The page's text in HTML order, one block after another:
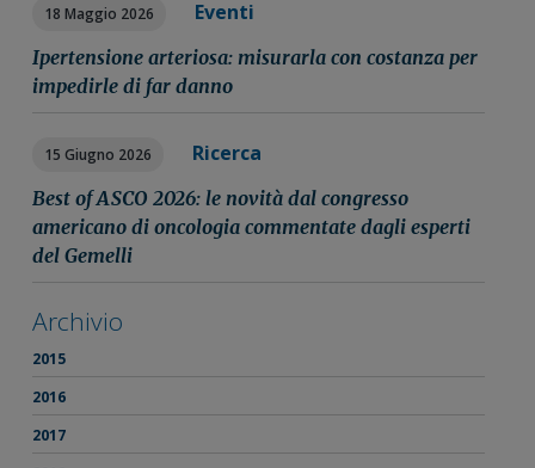
18 Maggio 2026 Eventi
Ipertensione arteriosa: misurarla con costanza per
impedirle di far danno
15 Giugno 2026 Ricerca
Best of ASCO 2026: le novità dal congresso
americano di oncologia commentate dagli esperti
del Gemelli
Archivio
2015
2016
2017